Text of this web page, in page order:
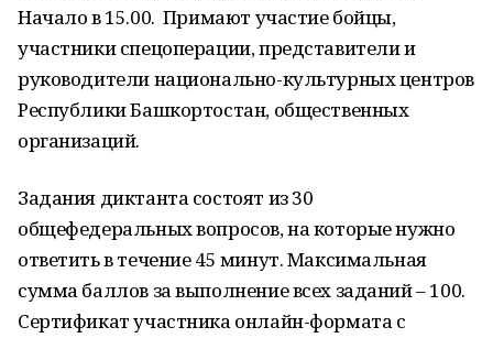
Начало в 15.00. Примают участие бойцы,
участники спецоперации, представители и
руководители национально-культурных центров
Республики Башкортостан, общественных
организаций.
Задания диктанта состоят из 30
общефедеральных вопросов, на которые нужно
ответить в течение 45 минут. Максимальная
сумма баллов за выполнение всех заданий – 100.
Сертификат участника онлайн-формата с